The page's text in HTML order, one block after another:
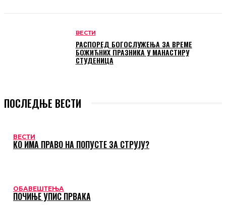
ВЕСТИ
РАСПОРЕД БОГОСЛУЖЕЊА ЗА ВРЕМЕ
БОЖИЋНИХ ПРАЗНИКА У МАНАСТИРУ
СТУДЕНИЦА
ПОСЛЕДЊЕ ВЕСТИ
ВЕСТИ
КО ИМА ПРАВО НА ПОПУСТЕ ЗА СТРУЈУ?
ОБАВЕШТЕЊА
ПОЧИЊЕ УПИС ПРВАКА